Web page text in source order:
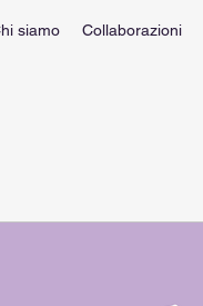
siamo Collaborazioni